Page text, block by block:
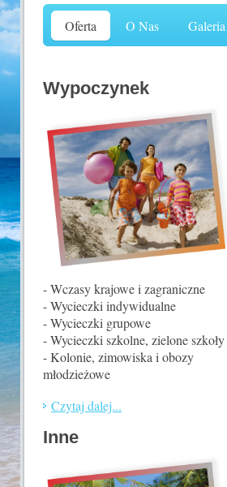
Oferta O Nas Galeria
Wypoczynek
- Wczasy krajowe i zagraniczne
- Wycieczki indywidualne
- Wycieczki grupowe
- Wycieczki szkolne, zielone szkoły
- Kolonie, zimowiska i obozy
młodzieżowe
Czytaj dalej...
Inne